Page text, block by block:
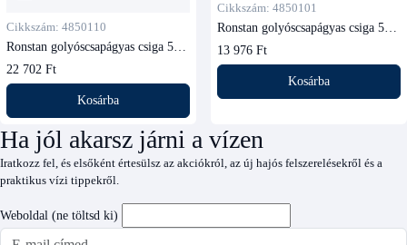
Cikkszám: 4850110
Ronstan golyóscsapágyas csiga 50
22 702 Ft
Kosárba
Cikkszám: 4850101
Ronstan golyóscsapágyas csiga 50
13 976 Ft
Kosárba
Ha jól akarsz járni a vízen
Iratkozz fel, és elsőként értesülsz az akciókról, az új hajós felszerelésekről és a
praktikus vízi tippekről.
Weboldal (ne töltsd ki)
E-mail cím